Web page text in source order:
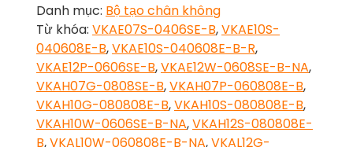
Danh mục: Bộ tạo chân không
Từ khóa: VKAE07S-0406SE-B,VKAE10S-
040608E-B,VKAE10S-040608E-B-R,
VKAE12P-0606SE-B,VKAE12W-0608SE-B-NA,
VKAH07G-0808SE-B,VKAH07P-060808E-B,
VKAH10G-080808E-B,VKAH10S-080808E-B,
VKAH10W-0606SE-B-NA,VKAH12S-080808E-
B,VKAL10W-060808E-B-NA,VKAL12G-